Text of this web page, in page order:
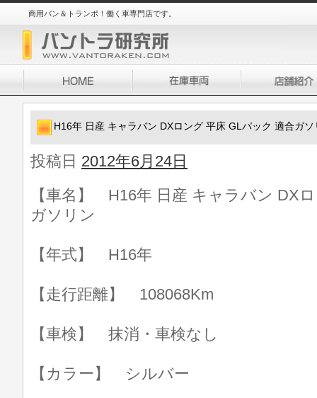
商用バン＆トランポ！働く車専門店です。
H16年 日産 キャラバン DXロング 平床 GLパック 適合ガソ
投稿日 2012年6月24日
【車名】 H16年 日産 キャラバン DX
ガソリン
【年式】 H16年
【走行距離】 108068Km
【車検】 抹消・車検なし
【カラー】 シルバー